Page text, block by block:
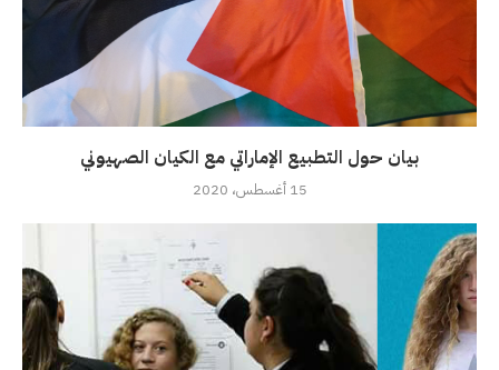
بيان حول التطبيع الإماراتي مع الكيان الصهيوني
15 أغسطس، 2020